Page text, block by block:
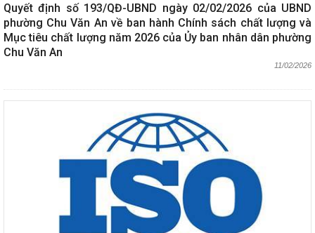
Quyết định số 193/QĐ-UBND ngày 02/02/2026 của UBND
phường Chu Văn An về ban hành Chính sách chất lượng và
Mục tiêu chất lượng năm 2026 của Ủy ban nhân dân phường
Chu Văn An
11/02/2026